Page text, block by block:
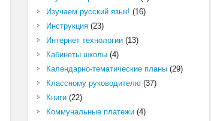
Изучаем русский язык! (16)
Инструкция(23)
Интернет технологии(13)
Кабинеты школы(4)
Календарно-тематические планы(29)
Классному руководителю(37)
Книги(22)
Коммунальные платежи(4)